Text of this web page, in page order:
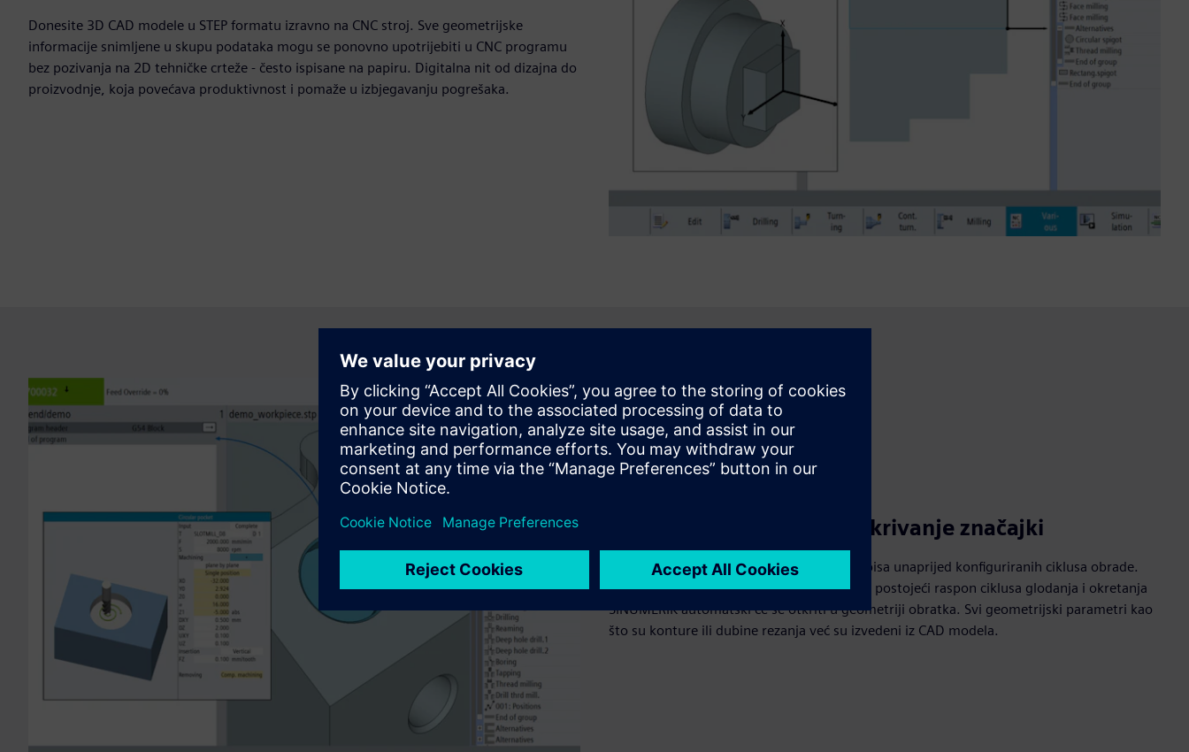
Donesite 3D CAD modele u STEP formatu izravno na CNC stroj. Sve geometrijske
informacije snimljene u skupu podataka mogu se ponovno upotrijebiti u CNC programu
bez pozivanja na 2D tehničke crteže - često ispisane na papiru. Digitalna nit od dizajna do
proizvodnje, koja povećava produktivnost i pomaže u izbjegavanju pogrešaka.
Iskoristite automatsko otkrivanje značajki
Brzo izradite CNC program odabirom s popisa unaprijed konfiguriranih ciklusa obrade.
Većina prizmatičnih oblika koje podržavaju postojeći raspon ciklusa glodanja i okretanja
SINUMERIK automatski će se otkriti u geometriji obratka. Svi geometrijski parametri kao
što su konture ili dubine rezanja već su izvedeni iz CAD modela.